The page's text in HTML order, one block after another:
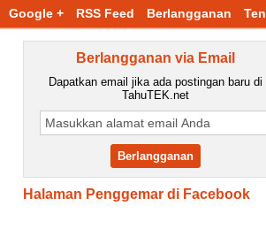
Google + RSS Feed Berlangganan
Berlangganan via Email
Dapatkan email jika ada postingan baru di
TahuTEK.net
Halaman Penggemar di Facebook